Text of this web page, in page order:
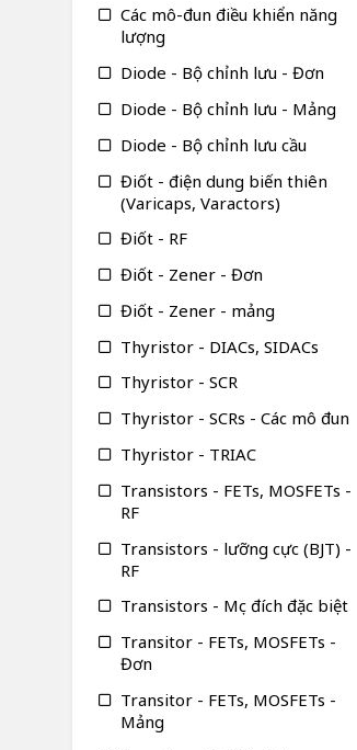
Các mô-đun điều khiển năng
lượng
Diode - Bộ chỉnh lưu - Đơn
Diode - Bộ chỉnh lưu - Mảng
Diode - Bộ chỉnh lưu cầu
Điốt - điện dung biến thiên
(Varicaps, Varactors)
Điốt - RF
Điốt - Zener - Đơn
Điốt - Zener - mảng
Thyristor - DIACs, SIDACs
Thyristor - SCR
Thyristor - SCRs - Các mô đun
Thyristor - TRIAC
Transistors - FETs, MOSFETs -
RF
Transistors - lưỡng cực (BJT) -
RF
Transistors - Mục đích đặc biệt
Transitor - FETs, MOSFETs -
Đơn
Transitor - FETs, MOSFETs -
Mảng